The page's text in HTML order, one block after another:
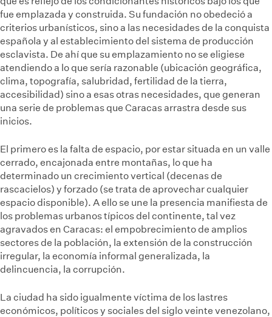
fue emplazada y construida. Su fundación no obedeció a
criterios urbanísticos, sino a las necesidades de la conquista
española y al establecimiento del sistema de producción
esclavista. De ahí que su emplazamiento no se eligiese
atendiendo a lo que sería razonable (ubicación geográfica,
clima, topografía, salubridad, fertilidad de la tierra,
accesibilidad) sino a esas otras necesidades, que generan
una serie de problemas que Caracas arrastra desde sus
inicios.
El primero es la falta de espacio, por estar situada en un valle
cerrado, encajonada entre montañas, lo que ha
determinado un crecimiento vertical (decenas de
rascacielos) y forzado (se trata de aprovechar cualquier
espacio disponible). A ello se une la presencia manifiesta de
los problemas urbanos típicos del continente, tal vez
agravados en Caracas: el empobrecimiento de amplios
sectores de la población, la extensión de la construcción
irregular, la economía informal generalizada, la
delincuencia, la corrupción.
La ciudad ha sido igualmente víctima de los lastres
económicos, políticos y sociales del siglo veinte venezolano,